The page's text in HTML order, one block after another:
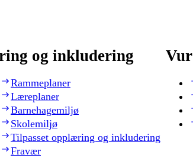
og inkludering
Rammeplaner
Læreplaner
Barnehagemiljø
Skolemiljø
Tilpasset opplæring og inkludering
Fravær